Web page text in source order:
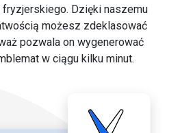
fryzjerskiego. Dzięki naszemu
możesz zdeklasować
pozwala on wygenerować
w ciągu kilku minut.